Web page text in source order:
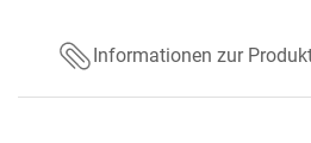
Informationen zur